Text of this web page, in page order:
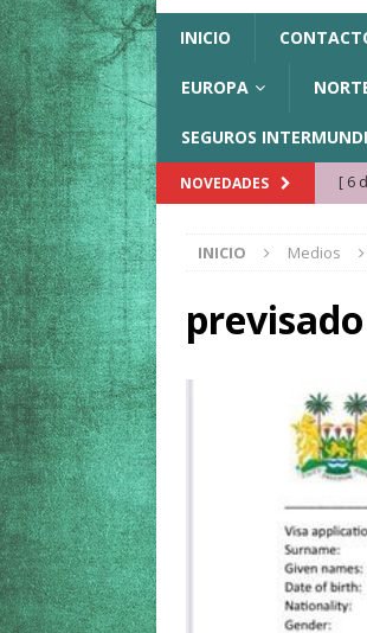
INICIO
EUROPA
SEGUROS
NOVEDADES [ 6
[
[ 27
[ 3
[
INICIO Medios
previsado